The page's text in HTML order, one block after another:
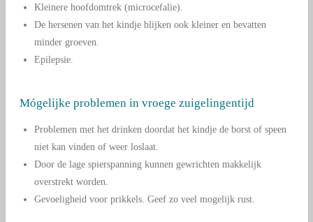
Kleinere hoofdomtrek (microcefalie).
De hersenen van het kindje blijken ook kleiner en bevatten
minder groeven.
Epilepsie.
Mógelijke problemen in vroege zuigelingentijd
Problemen met het drinken doordat het kindje de borst of speen
niet kan vinden of weer loslaat.
Door de lage spierspanning kunnen gewrichten makkelijk
overstrekt worden.
Gevoeligheid voor prikkels. Geef zo veel mogelijk rust.